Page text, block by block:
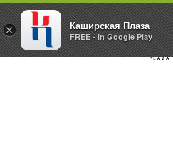
× Каширская Плаза
FREE - In Google Play